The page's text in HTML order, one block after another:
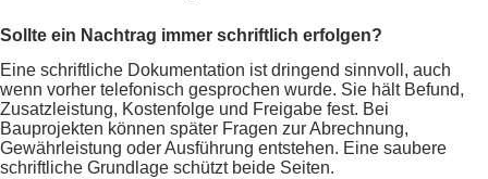
Sollte ein Nachtrag immer schriftlich erfolgen?
Eine schriftliche Dokumentation ist dringend sinnvoll, auch
wenn vorher telefonisch gesprochen wurde. Sie hält Befund,
Zusatzleistung, Kostenfolge und Freigabe fest. Bei
Bauprojekten können später Fragen zur Abrechnung,
Gewährleistung oder Ausführung entstehen. Eine saubere
schriftliche Grundlage schützt beide Seiten.